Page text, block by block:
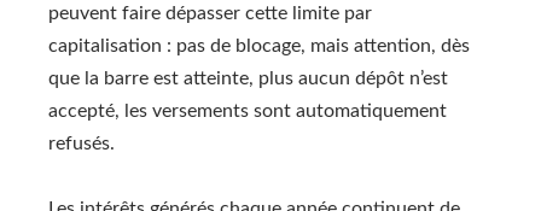
peuvent faire dépasser cette limite par
capitalisation : pas de blocage, mais attention, dès
que la barre est atteinte, plus aucun dépôt n’est
accepté, les versements sont automatiquement
refusés.